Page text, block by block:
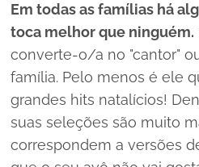
Em todas as famílias há
toca melhor que ninguém.
converte-o/a no "cantor"
família. Pelo menos é ele
grandes hits natalícios!
suas seleções são muito
correspondem a versões